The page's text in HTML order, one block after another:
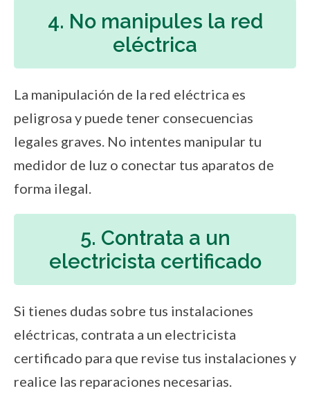
4. No manipules la red
eléctrica
La manipulación de la red eléctrica es
peligrosa y puede tener consecuencias
legales graves. No intentes manipular tu
medidor de luz o conectar tus aparatos de
forma ilegal.
5. Contrata a un
electricista certificado
Si tienes dudas sobre tus instalaciones
eléctricas, contrata a un electricista
certificado para que revise tus instalaciones y
realice las reparaciones necesarias.